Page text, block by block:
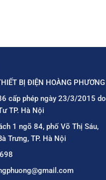
BỊ ĐIỆN HOÀNG PHƯƠNG
cấp phép ngày 23/3/2015 do
TP. Hà Nội
1 ngõ 84, phố Võ Thị Sáu,
Trưng, TP. Hà Nội